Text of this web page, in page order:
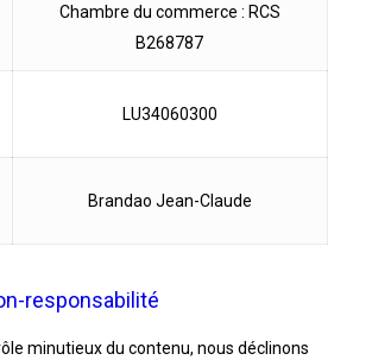
Chambre du commerce : RCS
B268787
LU34060300
Brandao Jean-Claude
responsabilité
minutieux du contenu, nous déclinons